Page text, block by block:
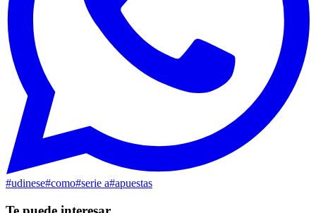
#udinese#como#serie a#apuestas